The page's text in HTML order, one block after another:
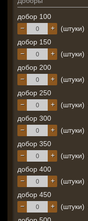
добор 100
+
− (штуки)
добор 150
+
− (штуки)
добор 200
+
− (штуки)
добор 250
+
− (штуки)
добор 300
+
− (штуки)
добор 350
+
− (штуки)
добор 400
+
− (штуки)
добор 450
+
− (штуки)